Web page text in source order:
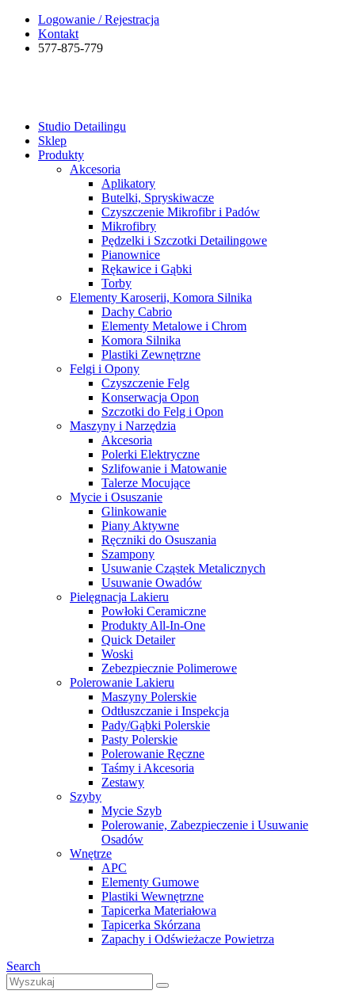
Logowanie / Rejestracja
Kontakt
577-875-779
Studio Detailingu
Sklep
Produkty
Akcesoria
Aplikatory
Butelki, Spryskiwacze
Czyszczenie Mikrofibr i Padów
Mikrofibry
Pędzelki i Szczotki Detailingowe
Pianownice
Rękawice i Gąbki
Torby
Elementy Karoserii, Komora Silnika
Dachy Cabrio
Elementy Metalowe i Chrom
Komora Silnika
Plastiki Zewnętrzne
Felgi i Opony
Czyszczenie Felg
Konserwacja Opon
Szczotki do Felg i Opon
Maszyny i Narzędzia
Akcesoria
Polerki Elektryczne
Szlifowanie i Matowanie
Talerze Mocujące
Mycie i Osuszanie
Glinkowanie
Piany Aktywne
Ręczniki do Osuszania
Szampony
Usuwanie Cząstek Metalicznych
Usuwanie Owadów
Pielęgnacja Lakieru
Powłoki Ceramiczne
Produkty All-In-One
Quick Detailer
Woski
Zebezpiecznie Polimerowe
Polerowanie Lakieru
Maszyny Polerskie
Odtłuszczanie i Inspekcja
Pady/Gąbki Polerskie
Pasty Polerskie
Polerowanie Ręczne
Taśmy i Akcesoria
Zestawy
Szyby
Mycie Szyb
Polerowanie, Zabezpieczenie i Usuwanie
Osadów
Wnętrze
APC
Elementy Gumowe
Plastiki Wewnętrzne
Tapicerka Materiałowa
Tapicerka Skórzana
Zapachy i Odświeżacze Powietrza
Search